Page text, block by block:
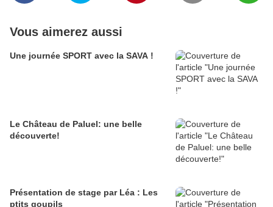
Vous aimerez aussi
Une journée SPORT avec la SAVA !
Le Château de Paluel: une belle
découverte!
Présentation de stage par Léa : Les
ptits goupils